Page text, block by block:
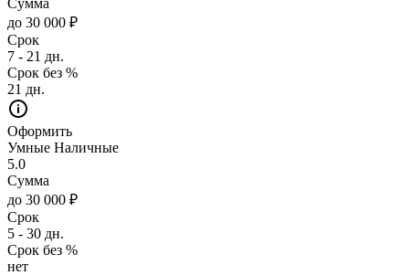
до 30 000 ₽
Срок
7 - 21 дн.
Срок без %
21 дн.
Оформить
Умные Наличные
5.0
Сумма
до 30 000 ₽
Срок
5 - 30 дн.
Срок без %
нет